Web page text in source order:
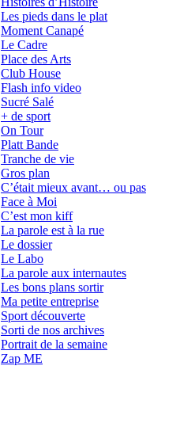
Les pieds dans le plat
Moment Canapé
Le Cadre
Place des Arts
Club House
Flash info video
Sucré Salé
+ de sport
On Tour
Platt Bande
Tranche de vie
Gros plan
C’était mieux avant… ou pas
Face à Moi
C’est mon kiff
La parole est à la rue
Le dossier
Le Labo
La parole aux internautes
Les bons plans sortir
Ma petite entreprise
Sport découverte
Sorti de nos archives
Portrait de la semaine
Zap ME